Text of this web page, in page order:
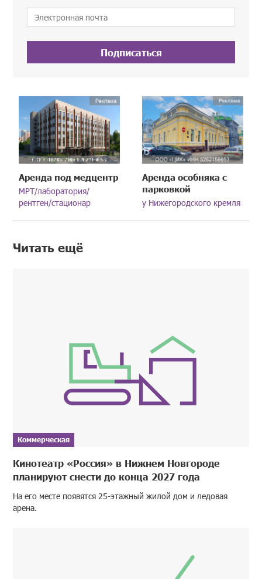
Подписаться
Аренда под медцентр
МРТ/лаборатория/
рентген/стационар
Аренда особняка с
парковкой
у Нижегородского кремля
Читать ещё
Коммерческая
Кинотеатр «Россия» в Нижнем Новгороде
планируют снести до конца 2027 года
На его месте появятся 25-этажный жилой дом и ледовая
арена.